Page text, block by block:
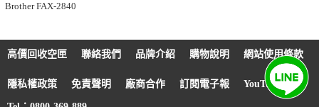
Brother FAX-2840
高價回收空匣 聯絡我們 品牌介紹 購物說明 網站使用條款
隱私權政策 免責聲明 廠商合作 訂閱電子報 YouTube